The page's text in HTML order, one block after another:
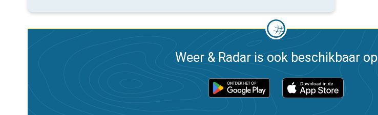
Weer & Radar is ook beschikbaar op